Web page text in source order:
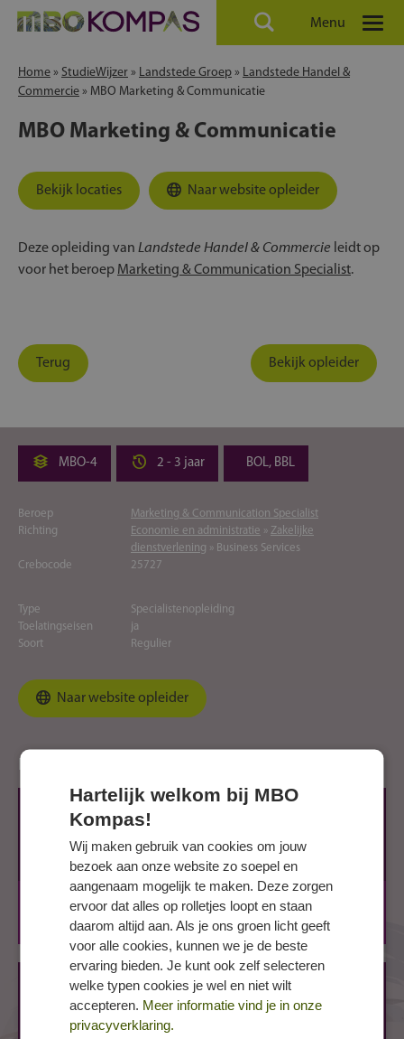
Menu
Home » StudieWijzer » Landstede Groep » Landstede Handel &
Commercie » MBO Marketing & Communicatie
MBO Marketing & Communicatie
Bekijk locaties Naar website opleider
Deze opleiding van Landstede Handel & Commercie leidt op
voor het beroep Marketing & Communication Specialist.
Terug Bekijk opleider
MBO-4 2 - 3 jaar BOL, BBL
Beroep
Marketing & Communication Specialist
Richting
Economie en administratie » Zakelijke
dienstverlening » Business Services
Crebocode
25727
Type
Specialistenopleiding
Toelatingseisen
ja
Soort
Regulier
Naar website opleider
Locaties
RAALTE, Zwolsestraat
Zwolsestraat 63 a
8101 AB RAALTE
BOL
2 jaar
BBL
3 jaar
ZWOLLE, Fuchsiastraat
Fuchsiastraat 1
8013 ZC ZWOLLE
Hartelijk welkom bij MBO
Kompas!
Wij maken gebruik van cookies om jouw
bezoek aan onze website zo soepel en
aangenaam mogelijk te maken. Deze zorgen
ervoor dat alles op rolletjes loopt en staan
daarom altijd aan. Als je ons groen licht geeft
voor alle cookies, kunnen we je de beste
ervaring bieden. Je kunt ook zelf selecteren
welke typen cookies je wel en niet wilt
accepteren. Meer informatie vind je in onze
privacyverklaring.